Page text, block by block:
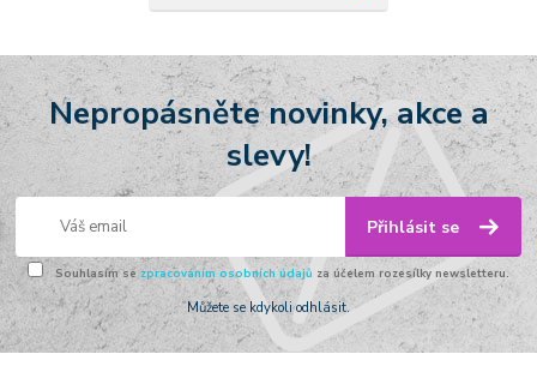
Nepropásněte novinky, akce a
slevy!
Přihlásit se
Souhlasím se zpracováním osobních údajů za účelem rozesílky newsletteru.
Můžete se kdykoli odhlásit.